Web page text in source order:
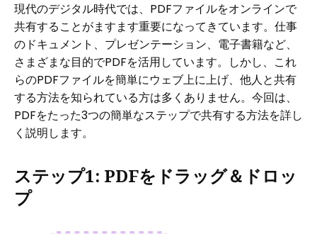
現代のデジタル時代では、PDFファイルをオンラインで
共有することがますます重要になってきています。仕事
のドキュメント、プレゼンテーション、電子書籍など、
さまざまな目的でPDFを活用しています。しかし、これ
らのPDFファイルを簡単にウェブ上に上げ、他人と共有
する方法を知られている方は多くありません。今回は、
PDFをたった3つの簡単なステップで共有する方法を詳し
く説明します。
ステップ1: PDFをドラッグ＆ドロッ
プ